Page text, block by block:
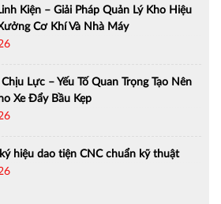
Kiện – Giải Pháp Quản Lý Kho Hiệu
Cơ Khí Và Nhà Máy
Lực – Yếu Tố Quan Trọng Tạo Nên
Xe Đẩy Bầu Kẹp
hiệu dao tiện CNC chuẩn kỹ thuật